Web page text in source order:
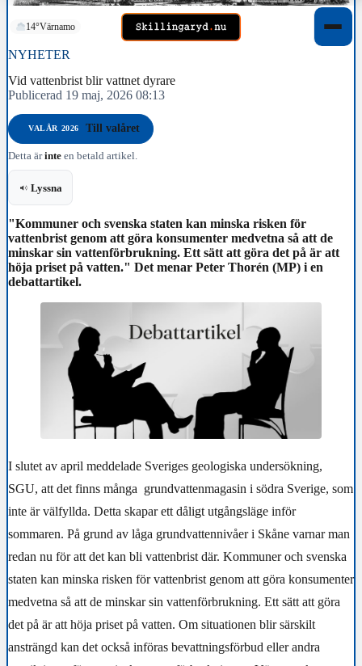
14°Värnamo
NYHETER
Vid vattenbrist blir vattnet dyrare
Publicerad 19 maj, 2026 08:13
VALÅR 2026 Till valåret
Detta ärinte en betald artikel.
Lyssna
"Kommuner och svenska staten kan minska risken för
vattenbrist genom att göra konsumenter medvetna så att de
minskar sin vattenförbrukning. Ett sätt att göra det på är att
höja priset på vatten." Det menar Peter Thorén (MP) i en
debattartikel.
I slutet av april meddelade Sveriges geologiska undersökning,
SGU, att det finns många grundvattenmagasin i södra Sverige, som
inte är välfyllda. Detta skapar ett dåligt utgångsläge inför
sommaren. På grund av låga grundvattennivåer i Skåne varnar man
redan nu för att det kan bli vattenbrist där. Kommuner och svenska
staten kan minska risken för vattenbrist genom att göra konsumenter
medvetna så att de minskar sin vattenförbrukning. Ett sätt att göra
det på är att höja priset på vatten. Om situationen blir särskilt
ansträngd kan det också införas bevattningsförbud eller andra